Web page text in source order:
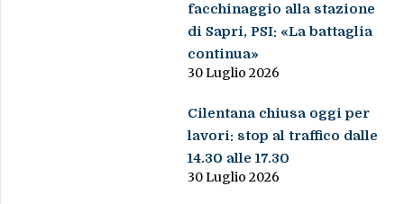
facchinaggio alla stazione
di Sapri, PSI: «La battaglia
continua»
30 Luglio 2026
Cilentana chiusa oggi per
lavori: stop al traffico dalle
14.30 alle 17.30
30 Luglio 2026